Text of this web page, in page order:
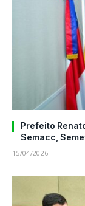
Prefeito
Semacc,
15/04/2026